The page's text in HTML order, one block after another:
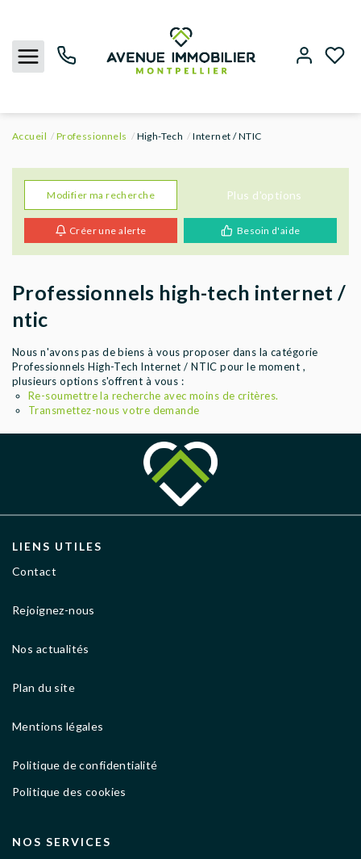
ACHETER
LOUER
BIENS VENDUS
ESTIMER
AGENCES
Accueil Professionnels High-Tech Internet / NTIC
Modifier ma recherche Plus d'options
Créer une alerte Besoin d'aide
Professionnels high-tech internet /
ntic
Nous n'avons pas de biens à vous proposer dans la catégorie
Professionnels High-Tech Internet / NTIC pour le moment ,
plusieurs options s'offrent à vous :
Re-soumettre la recherche avec moins de critères.
Transmettez-nous votre demande
LIENS UTILES
Contact
Rejoignez-nous
Nos actualités
Plan du site
Mentions légales
Politique de confidentialité
Politique des cookies
NOS SERVICES